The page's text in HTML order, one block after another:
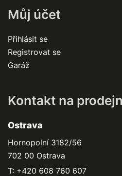
Můj účet
Přihlásit se
Registrovat se
Garáž
Kontakt na
Ostrava
Hornopolní 3182/56
702 00 Ostrava
T: +420 608 760 607